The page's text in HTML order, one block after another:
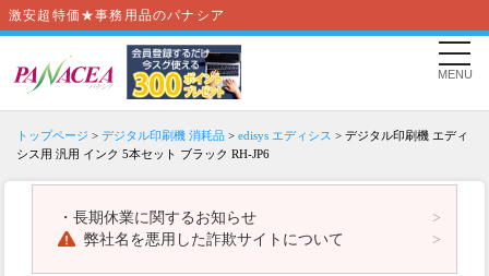
激安超特価★事務用品のパナシア
MENU
トップページ > デジタル印刷機 消耗品 > edisys エディシス > デジタル印刷機 エディ
シス用 汎用 インク 5本セット ブラック RH-JP6
・ 長期休業に関するお知らせ
弊社名を悪用した詐欺サイトについて